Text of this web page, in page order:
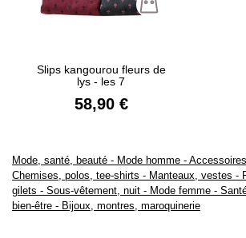
Slips kangourou fleurs de
lys - les 7
58,90 €
Mode, santé, beauté - Mode homme - Accessoires
Chemises, polos, tee-shirts - Manteaux, vestes -
gilets - Sous-vêtement, nuit - Mode femme -
bien-être - Bijoux, montres, maroquinerie